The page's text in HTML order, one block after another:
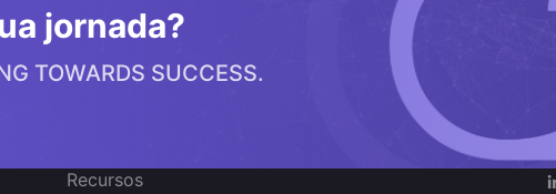
jornada?
TOWARDS SUCCESS.
Recursos